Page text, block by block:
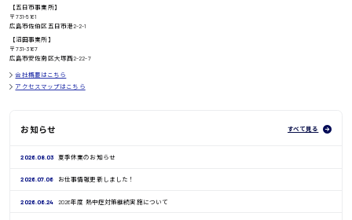
鳥取県
【五日市事業所】
〒731-5161
広島市佐伯区五日市港2-2-1
【沼田事業所】
〒731-3167
広島市安佐南区大塚西2-22-7
会社概要はこちら
アクセスマップはこちら
お知らせ すべて見る
2026.08.03 夏季休業のお知らせ
2026.07.06 お仕事情報更新しました！
2026.06.24 2026年度 熱中症対策継続実施について